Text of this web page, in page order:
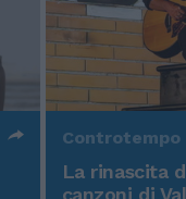
Controtempo
La rinascita
canzoni di